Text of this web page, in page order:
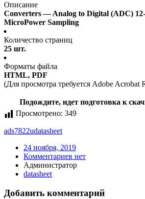
Описание
Converters — Analog to Digital (ADC)
MicroPower Sampling
Количество страниц
25 шт.
Форматы файла
HTML, PDF
(Для просмотра требуется Adobe Acrobat
Подождите, идет подготовка к
Просмотрено: 349
ads7822udatasheet
24 ноября, 2019
Комментариев нет
Администратор
datasheet
Добавить комментарий